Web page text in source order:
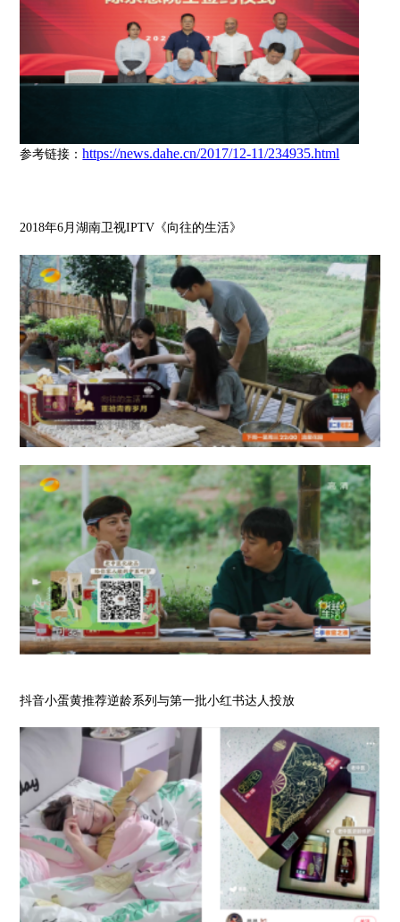
参考链接：https://news.dahe.cn/2017/12-11/234935.html
2018年6月湖南卫视IPTV《向往的生活》
抖音小蛋黄推荐逆龄系列与第一批小红书达人投放